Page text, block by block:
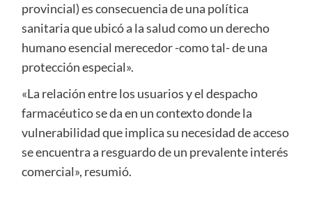
provincial) es consecuencia de una política
sanitaria que ubicó a la salud como un derecho
humano esencial merecedor -como tal- de una
protección especial».
«La relación entre los usuarios y el despacho
farmacéutico se da en un contexto donde la
vulnerabilidad que implica su necesidad de acceso
se encuentra a resguardo de un prevalente interés
comercial», resumió.